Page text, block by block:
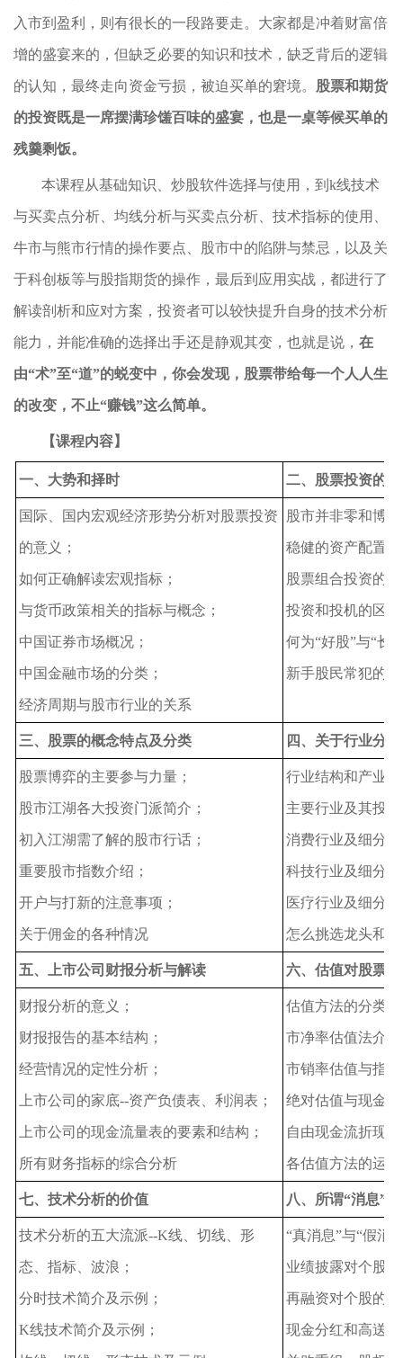
入市到盈利，则有很长的一段路要走。大家都是冲着财富倍
增的盛宴来的，但缺乏必要的知识和技术，缺乏背后的逻辑
的认知，最终走向资金亏损，被迫买单的窘境。 股票和期货
的投资既是一席摆满珍馐百味的盛宴，也是一桌等候买单的
残羹剩饭。
本课程从基础知识、炒股软件选择与使用，到k线技术
与买卖点分析、均线分析与买卖点分析、技术指标的使用、
牛市与熊市行情的操作要点、股市中的陷阱与禁忌，以及关
于科创板等与股指期货的操作，最后到应用实战，都进行了
解读剖析和应对方案，投资者可以较快提升自身的技术分析
能力，并能准确的选择出手还是静观其变，也就是说， 在
由“术”至“道”的蜕变中，你会发现，股票带给每一个人人生
的改变，不止“赚钱”这么简单。
【课程内容】
一、大势和择时 二、股票投资的
国际、国内宏观经济形势分析对股票投资
的意义；
如何正确解读宏观指标；
与货币政策相关的指标与概念；
中国证券市场概况；
中国金融市场的分类；
经济周期与股市行业的关系
股市并非零和博
稳健的资产配置
股票组合投资的
投资和投机的区
何为“好股”与“长
新手股民常犯的
三、股票的概念特点及分类 四、关于行业分
股票博弈的主要参与力量；
股市江湖各大投资门派简介；
初入江湖需了解的股市行话；
重要股市指数介绍；
开户与打新的注意事项；
关于佣金的各种情况
行业结构和产业
主要行业及其投
消费行业及细分
科技行业及细分
医疗行业及细分
怎么挑选龙头和
五、上市公司财报分析与解读 六、估值对股票
财报分析的意义；
财报报告的基本结构；
经营情况的定性分析；
上市公司的家底--资产负债表、利润表；
上市公司的现金流量表的要素和结构；
所有财务指标的综合分析
估值方法的分类；
市净率估值法介
市销率估值与指
绝对估值与现金
自由现金流折现
各估值方法的运
七、技术分析的价值 八、所谓“消息”
技术分析的五大流派--K线、切线、形
态、指标、波浪；
分时技术简介及示例；
K线技术简介及示例；
“真消息”与“假消
业绩披露对个股
再融资对个股的
现金分红和高送